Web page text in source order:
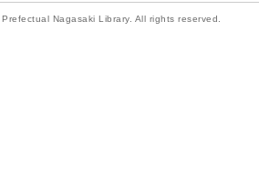
Nagasaki Library. All rights reserved.